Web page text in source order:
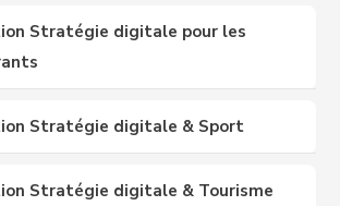
Stratégie digitale pour les
Stratégie digitale & Sport
Stratégie digitale & Tourisme